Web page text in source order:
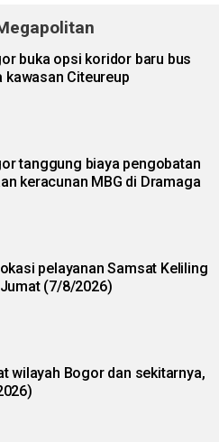
buka opsi koridor baru bus
kawasan Citeureup
tanggung biaya pengobatan
keracunan MBG di Dramaga
pelayanan Samsat Keliling
(7/8/2026)
wilayah Bogor dan sekitarnya,